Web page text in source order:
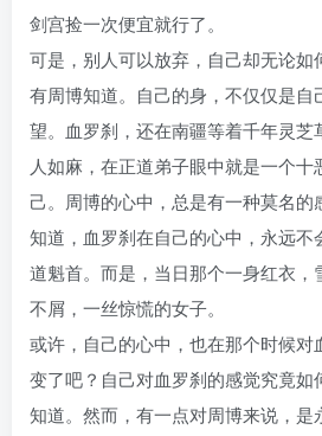
剑宫捡一次便宜就行了。
可是，别人可以放弃，自己却无论如
有周博知道。自己的身，不仅仅是自
望。血罗刹，还在南疆等着千年灵芝
人如麻，在正道弟子眼中就是一个十
己。周博的心中，总是有一种莫名的
知道，血罗刹在自己的心中，永远不
道魁首。而是，当日那个一身红衣，
不屑，一丝惊慌的女子。
或许，自己的心中，也在那个时候对
变了吧？自己对血罗刹的感觉究竟如
知道。然而，有一点对周博来说，是